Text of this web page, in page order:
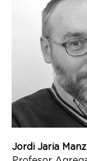
Jordi Jaria